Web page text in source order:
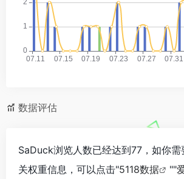
数据评估
SaDuck浏览人数已经达到77，如你需
关权重信息，可以点击"5118数据 ""